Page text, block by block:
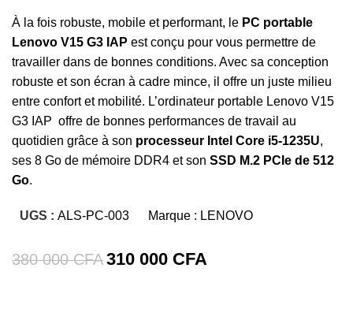
À la fois robuste, mobile et performant, le PC portable
Lenovo V15 G3 IAP est conçu pour vous permettre de
travailler dans de bonnes conditions. Avec sa conception
robuste et son écran à cadre mince, il offre un juste milieu
entre confort et mobilité. L’ordinateur portable Lenovo V15
G3 IAP offre de bonnes performances de travail au
quotidien grâce à son processeur Intel Core i5-1235U,
ses 8 Go de mémoire DDR4 et son SSD M.2 PCIe de 512
Go.
UGS : ALS-PC-003 Marque : LENOVO
380 000CFA310 000 CFA